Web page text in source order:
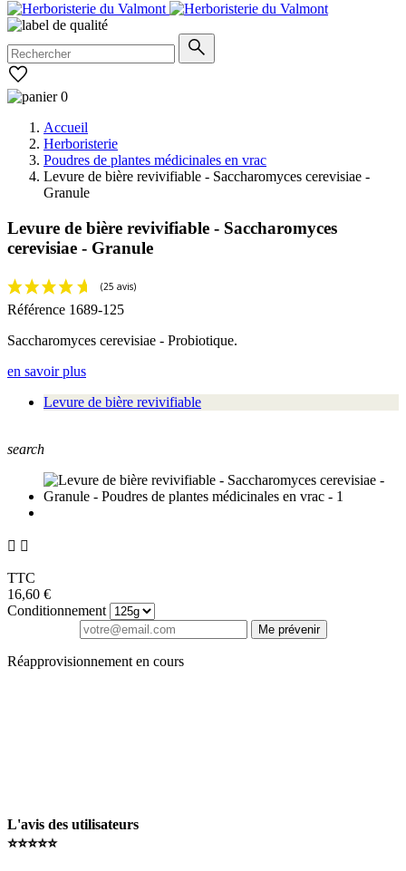
0
Accueil
Herboristerie
Poudres de plantes médicinales en vrac
Levure de bière revivifiable - Saccharomyces cerevisiae -
Granule
Levure de bière revivifiable - Saccharomyces
cerevisiae - Granule
Référence 1689-125
Saccharomyces cerevisiae - Probiotique.
en savoir plus
Levure de bière revivifiable
search
 
TTC
16,60 €
Conditionnement
Me prévenir
Réapprovisionnement en cours
L'avis des utilisateurs
⭐️⭐️⭐️⭐️⭐️